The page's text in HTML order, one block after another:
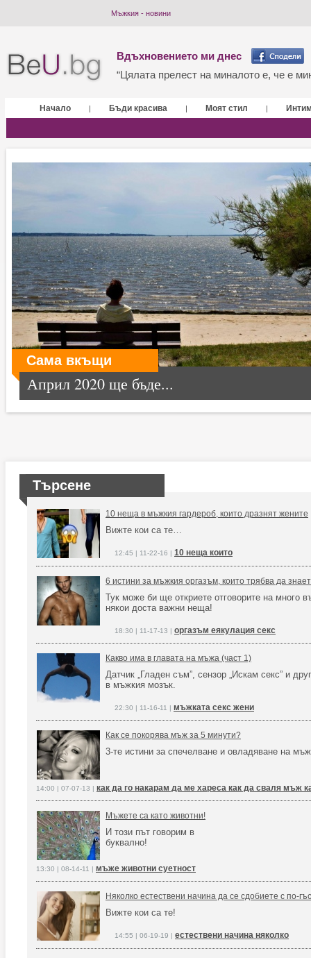
Мъжкия - новини
Вдъхновението ми днес
“Цялата прелест на миналото е, че е
Начало | Бъди красива | Моят стил |
Сама вкъщи
Април 2020 ще бъде...
Търсене
10 неща в мъжкия гардероб, които дразнят жените
Вижте кои са те…
12:45 | 11-22-16 | 10 неща които
6 истини за мъжкия оргазъм, които трябва да
Тук може би ще откриете отговорите на много
някои доста важни неща!
18:30 | 11-17-13 | оргазъм еякулация секс
Какво има в главата на мъжа (част 1)
Датчик „Гладен съм”, сензор „Искам секс” и
в мъжкия мозък.
22:30 | 11-16-11 | мъжката секс жени
Как се покорява мъж за 5 минути?
3-те истини за спечелване и овладяване на
14:00 | 07-07-13 | как да го накарам да ме хареса как да сваля мъж
Мъжете са като животни!
И този път говорим в
буквално!
13:30 | 08-14-11 | мъже животни суетност
Няколко естествени начина да се сдобиете с по-
Вижте кои са те!
14:55 | 06-19-19 | естествени начина няколко